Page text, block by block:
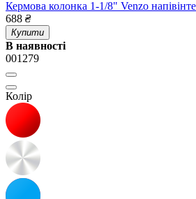
Кермова колонка 1-1/8" Venzo
688 ₴
Купити
В наявності
001279
Колір